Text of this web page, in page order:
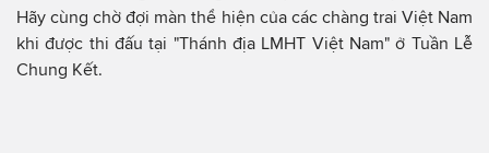
Hãy cùng chờ đợi màn thể hiện của các chàng trai Việt Nam
khi được thi đấu tại "Thánh địa LMHT Việt Nam" ở Tuần Lễ
Chung Kết.